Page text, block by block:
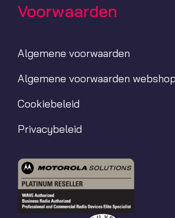
Voorwaarden
Algemene voorwaarden
Algemene voorwaarden webshop
Cookiebeleid
Privacybeleid